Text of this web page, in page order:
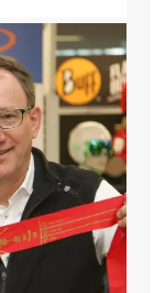
ÖSFA
find—me